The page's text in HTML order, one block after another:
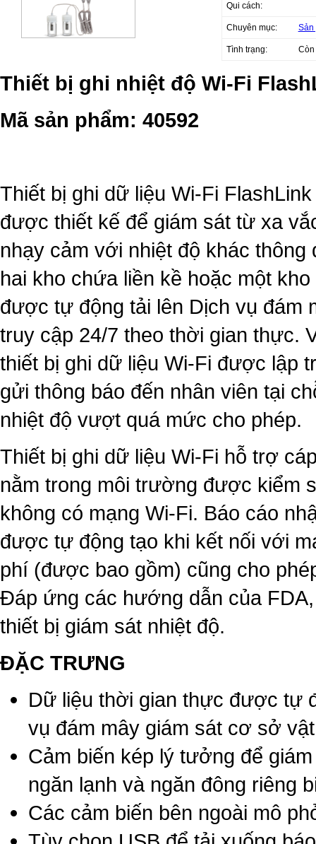
Qui cách:
Chuyên mục: Sản
Tình trạng:
Thiết bị ghi nhiệt độ Wi-Fi
Mã sản phẩm: 40592
Thiết bị ghi dữ liệu Wi-Fi
được thiết kế để giám sát từ xa
nhạy cảm với nhiệt độ khác
hai kho chứa liền kề hoặc một
được tự động tải lên Dịch vụ đám
truy cập 24/7 theo thời gian thực.
thiết bị ghi dữ liệu Wi-Fi được lập
gửi thông báo đến nhân viên tại
nhiệt độ vượt quá mức cho phép.
Thiết bị ghi dữ liệu Wi-Fi hỗ trợ
nằm trong môi trường được kiểm
không có mạng Wi-Fi. Báo cáo
được tự động tạo khi kết nối với
phí (được bao gồm) cũng cho
Đáp ứng các hướng dẫn của
thiết bị giám sát nhiệt độ.
ĐẶC TRƯNG
Dữ liệu thời gian thực được tự
vụ đám mây giám sát cơ sở
Cảm biến kép lý tưởng để
ngăn lạnh và ngăn đông riêng
Các cảm biến bên ngoài mô